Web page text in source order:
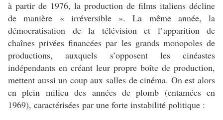
à partir de 1976, la production de films italiens décline
de manière « irréversible ». La même année, la
démocratisation de la télévision et l’apparition de
chaînes privées financées par les grands monopoles de
productions, auxquels s’opposent les cinéastes
indépendants en créant leur propre boîte de production,
mettent aussi un coup aux salles de cinéma. On est alors
en plein milieu des années de plomb (entamées en
1969), caractérisées par une forte instabilité politique :